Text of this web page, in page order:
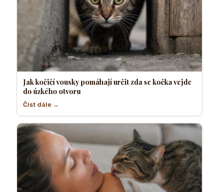
Jak kočičí vousky pomáhají určit zda se kočka vejde
do úzkého otvoru
Číst dále →